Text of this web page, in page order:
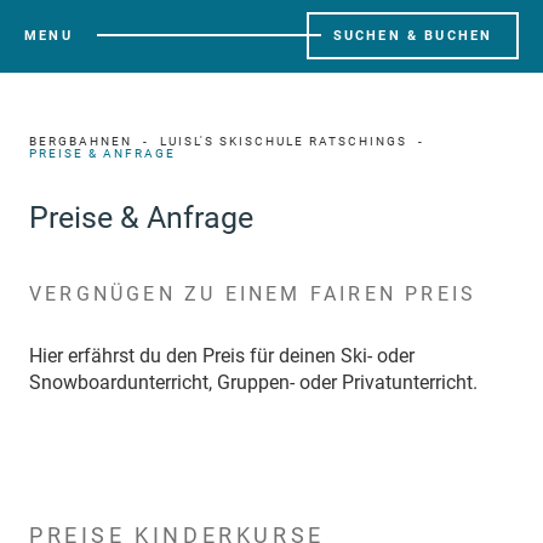
MENU SUCHEN & BUCHEN
BERGBAHNEN
LUISL'S SKISCHULE RATSCHINGS
PREISE & ANFRAGE
Preise & Anfrage
VERGNÜGEN ZU EINEM FAIREN PREIS
Hier erfährst du den Preis für deinen Ski- oder
Snowboardunterricht, Gruppen- oder Privatunterricht.
PREISE KINDERKURSE